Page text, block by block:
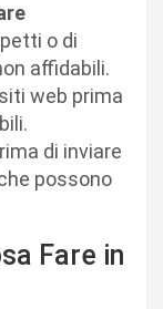
o di
affidabili.
web prima
di inviare
possono
Fare in